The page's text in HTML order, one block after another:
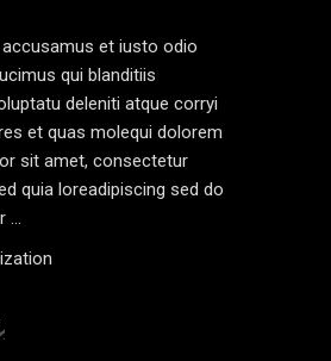
et iusto odio
qui blanditiis
deleniti atque corryi
et quas molequi dolorem
sit amet, consectetur
quia loreadipiscing sed do